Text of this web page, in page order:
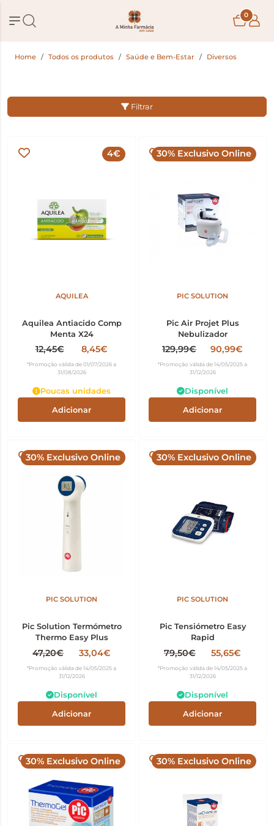
0
Home Todos os produtos Saúde e Bem-Estar Diversos
Filtrar
4€
AQUILEA
Aquilea Antiacido Comp
Menta X24
12,45€ 8,45€
*Promoção válida de 01/07/2026 a
31/08/2026
Poucas unidades
Adicionar
30% Exclusivo Online
PIC SOLUTION
Pic Air Projet Plus
Nebulizador
129,99€ 90,99€
*Promoção válida de 14/05/2025 a
31/12/2026
Disponível
Adicionar
30% Exclusivo Online
PIC SOLUTION
Pic Solution Termómetro
Thermo Easy Plus
47,20€ 33,04€
*Promoção válida de 14/05/2025 a
31/12/2026
Disponível
Adicionar
30% Exclusivo Online
PIC SOLUTION
Pic Tensiómetro Easy
Rapid
79,50€ 55,65€
*Promoção válida de 14/05/2025 a
31/12/2026
Disponível
Adicionar
30% Exclusivo Online 30% Exclusivo Online